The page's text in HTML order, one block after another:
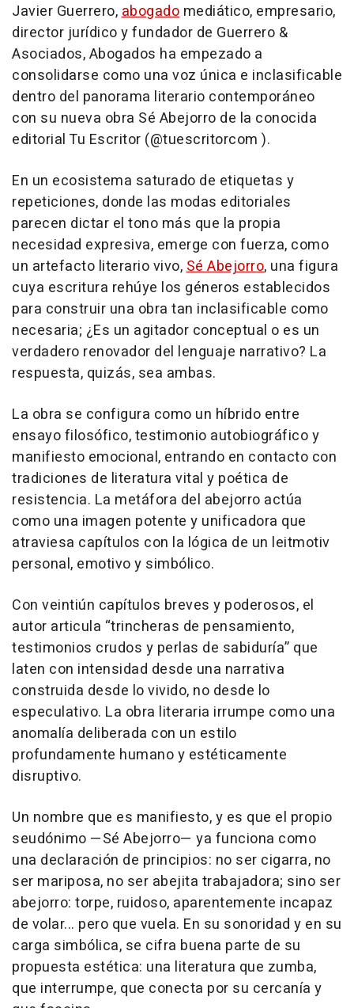
Javier Guerrero,abogado mediático, empresario,
director jurídico y fundador de Guerrero &
Asociados, Abogados ha empezado a
consolidarse como una voz única e inclasificable
dentro del panorama literario contemporáneo
con su nueva obra Sé Abejorro de la conocida
editorial Tu Escritor (@tuescritorcom ).
En un ecosistema saturado de etiquetas y
repeticiones, donde las modas editoriales
parecen dictar el tono más que la propia
necesidad expresiva, emerge con fuerza, como
un artefacto literario vivo,Sé Abejorro, una figura
cuya escritura rehúye los géneros establecidos
para construir una obra tan inclasificable como
necesaria; ¿Es un agitador conceptual o es un
verdadero renovador del lenguaje narrativo? La
respuesta, quizás, sea ambas.
La obra se configura como un híbrido entre
ensayo filosófico, testimonio autobiográfico y
manifiesto emocional, entrando en contacto con
tradiciones de literatura vital y poética de
resistencia. La metáfora del abejorro actúa
como una imagen potente y unificadora que
atraviesa capítulos con la lógica de un leitmotiv
personal, emotivo y simbólico.
Con veintiún capítulos breves y poderosos, el
autor articula “trincheras de pensamiento,
testimonios crudos y perlas de sabiduría” que
laten con intensidad desde una narrativa
construida desde lo vivido, no desde lo
especulativo. La obra literaria irrumpe como una
anomalía deliberada con un estilo
profundamente humano y estéticamente
disruptivo.
Un nombre que es manifiesto, y es que el propio
seudónimo —Sé Abejorro— ya funciona como
una declaración de principios: no ser cigarra, no
ser mariposa, no ser abejita trabajadora; sino ser
abejorro: torpe, ruidoso, aparentemente incapaz
de volar... pero que vuela. En su sonoridad y en su
carga simbólica, se cifra buena parte de su
propuesta estética: una literatura que zumba,
que interrumpe, que conecta por su cercanía y